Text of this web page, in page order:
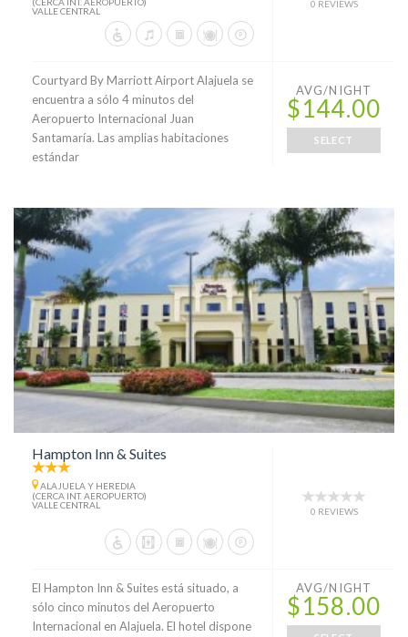
VALLE CENTRAL
0 REVIEWS
Courtyard By Marriott Airport Alajuela se
encuentra a sólo 4 minutos del
Aeropuerto Internacional Juan
Santamaría. Las amplias habitaciones
estándar
AVG/NIGHT
$144.00
SELECT
Hampton Inn & Suites
ALAJUELA Y HEREDIA
(CERCA INT. AEROPUERTO)
VALLE CENTRAL
0 REVIEWS
El Hampton Inn & Suites está situado, a
sólo cinco minutos del Aeropuerto
Internacional en Alajuela. El hotel dispone
AVG/NIGHT
$158.00